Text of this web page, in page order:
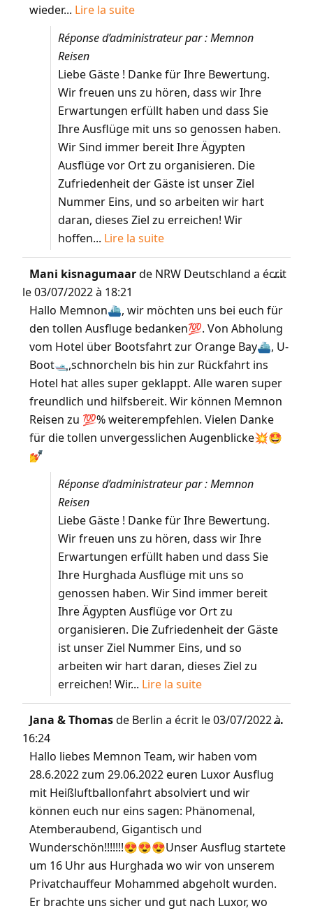
wieder... Lire la suite
Réponse d’administrateur par : Memnon
Reisen
Liebe Gäste ! Danke für Ihre Bewertung.
Wir freuen uns zu hören, dass wir Ihre
Erwartungen erfüllt haben und dass Sie
Ihre Ausflüge mit uns so genossen haben.
Wir Sind immer bereit Ihre Ägypten
Ausflüge vor Ort zu organisieren. Die
Zufriedenheit der Gäste ist unser Ziel
Nummer Eins, und so arbeiten wir hart
daran, dieses Ziel zu erreichen! Wir
hoffen... Lire la suite
Mani kisnagumaarde NRW Deutschland a écrit
le03/07/2022 à 18:21
Hallo Memnon⛴️, wir möchten uns bei euch für
den tollen Ausfluge bedanken💯. Von Abholung
vom Hotel über Bootsfahrt zur Orange Bay⛴️, U-
Boot🛥️,schnorcheln bis hin zur Rückfahrt ins
Hotel hat alles super geklappt. Alle waren super
freundlich und hilfsbereit. Wir können Memnon
Reisen zu 💯% weiterempfehlen. Vielen Danke
für die tollen unvergesslichen Augenblicke💥🤩
💅
Réponse d’administrateur par : Memnon
Reisen
Liebe Gäste ! Danke für Ihre Bewertung.
Wir freuen uns zu hören, dass wir Ihre
Erwartungen erfüllt haben und dass Sie
Ihre Hurghada Ausflüge mit uns so
genossen haben. Wir Sind immer bereit
Ihre Ägypten Ausflüge vor Ort zu
organisieren. Die Zufriedenheit der Gäste
ist unser Ziel Nummer Eins, und so
arbeiten wir hart daran, dieses Ziel zu
erreichen! Wir... Lire la suite
...
Jana & Thomasde Berlin a écrit le03/07/2022 à
16:24
Hallo liebes Memnon Team, wir haben vom
28.6.2022 zum 29.06.2022 euren Luxor Ausflug
mit Heißluftballonfahrt absolviert und wir
können euch nur eins sagen: Phänomenal,
Atemberaubend, Gigantisch und
Wunderschön!!!!!!!😍😍😍Unser Ausflug startete
um 16 Uhr aus Hurghada wo wir von unserem
Privatchauffeur Mohammed abgeholt wurden.
Er brachte uns sicher und gut nach Luxor, wo
...